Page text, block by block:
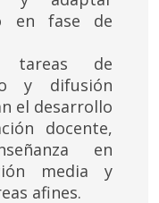
en fase de
tareas de
y difusión
el desarrollo
docente,
en
media y
afines.